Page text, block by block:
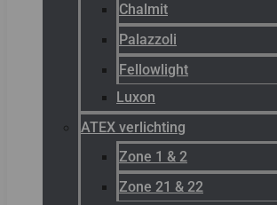
Chalmit
Palazzoli
Fellowlight
Luxon
ATEX verlichting
Zone 1 & 2
Zone 21 & 22